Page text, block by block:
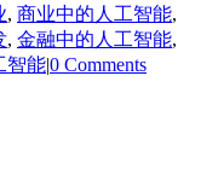
, 商业中的人工智能,
, 金融中的人工智能,
智能|0 Comments